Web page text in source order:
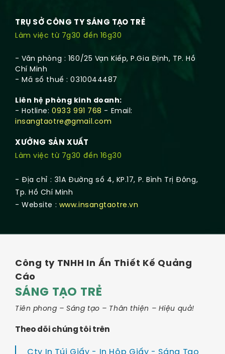
TRỤ SỞ CÔNG TY SÁNG TẠO TRẺ
Làm việc từ 7g30 đến 16g30
- Văn phòng : 160/25 Vạn Kiếp, P.Gia Định, TP. Hồ
Chí Minh
- Mã số thuế : 0310044487
Liên hệ phòng kinh doanh:
- Hotline:0933 991 768 - Email:
insangtaotre@gmail.com
XƯỞNG SẢN XUẤT
Làm việc từ 7g30 đến 16g30
- Địa chỉ : 31A Đường số 4, KP.17, P. Bình Trị Đông,
Tp. Hồ Chí Minh
- Website : www.insangtaotre.vn
Công ty TNHH In Ấn Thiết Kế Quảng
Cáo
SÁNG TẠO TRẺ
Tiên phong – Sáng tạo – Thân thiện – Hiệu quả!
Theo dõi chúng tôi trên
Cty In Túi Giấy - In Hộp Giấy - Sáng Tạo